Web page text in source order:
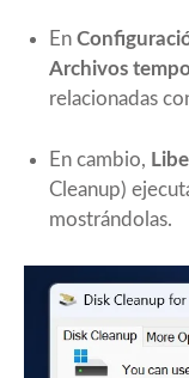
En
Archivos
relacionadas
En cambio,
Cleanup)
mostrándolas.